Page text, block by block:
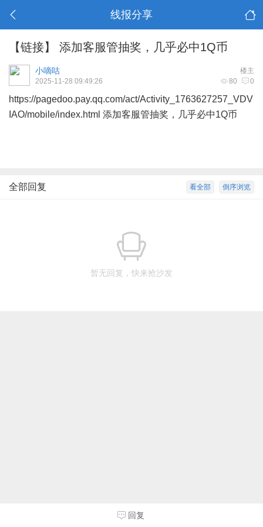
线报分享
【链接】 添加客服管抽奖，几乎必中1Q币
楼主
小嘀咕
80 0
2025-11-28 09:49:26
https://pagedoo.pay.qq.com/act/Activity_1763627257_VDV
IAO/mobile/index.html 添加客服管抽奖，几乎必中1Q币
倒序浏览
看全部
全部回复
暂无回复，快来抢沙发
回复